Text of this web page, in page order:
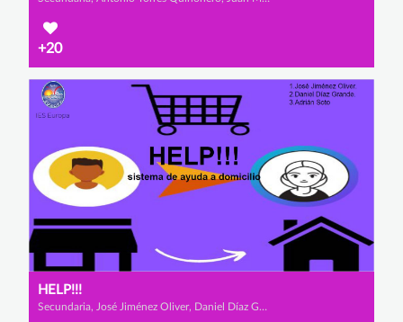
+20
HELP!!!
Secundaria, José Jiménez Oliver, Daniel Díaz Grande y Adrian Soto Hernández